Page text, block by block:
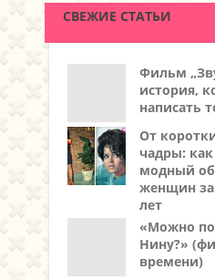
СВЕЖИЕ СТАТЬИ
Фильм
история,
написать
От
чадры:
модный
женщин за
лет
«Можно
Нину?»
времени)